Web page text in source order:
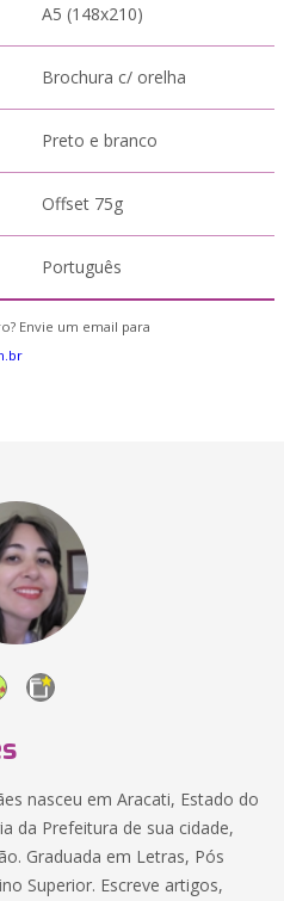
A5 (148x210)
Brochura c/ orelha
Preto e branco
Offset 75g
Português
Envie um email para
nasceu em Aracati, Estado do
da Prefeitura de sua cidade,
Graduada em Letras, Pós
Superior. Escreve artigos,